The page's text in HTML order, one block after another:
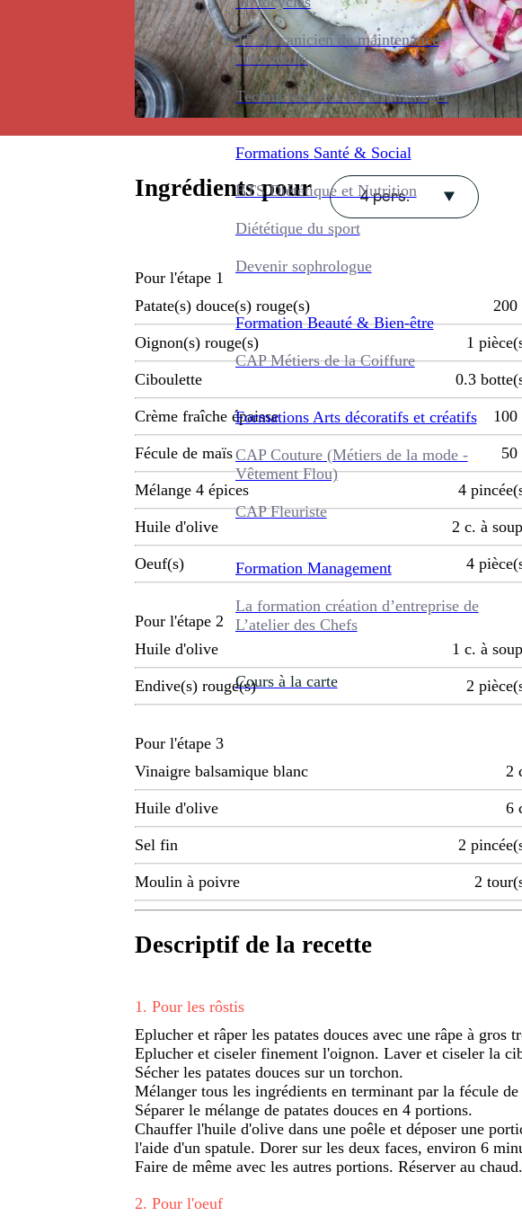
TP Mécanicien de maintenance
automobile
Technicien Gros Électroménager
Formations Santé & Social
BTS Diététique et Nutrition
Diététique du sport
Devenir sophrologue
Formation Beauté & Bien-être
CAP Métiers de la Coiffure
Formations Arts décoratifs et créatifs
CAP Couture (Métiers de la mode -
Vêtement Flou)
CAP Fleuriste
Formation Management
La formation création d’entreprise de
L’atelier des Chefs
Cours à la carte
Ingrédients pour 4 pers.
Pour l'étape 1
Patate(s) douce(s) rouge(s)
200
Oignon(s) rouge(s) 1
Ciboulette 0.3
Crème fraîche épaisse 100
Fécule de maïs 50
Mélange 4 épices 4
Huile d'olive 2 c. à
Oeuf(s) 4
Pour l'étape 2
Huile d'olive
1 c. à
Endive(s) rouge(s) 2
Pour l'étape 3
Vinaigre balsamique blanc
2
Huile d'olive 6
Sel fin 2
Moulin à poivre 2
Descriptif de la recette
1 . Pour les rôstis
Eplucher et râper les patates douces avec une râpe à gros
Eplucher et ciseler finement l'oignon. Laver et ciseler la
Sécher les patates douces sur un torchon.
Mélanger tous les ingrédients en terminant par la fécule
Séparer le mélange de patates douces en 4 portions.
Chauffer l'huile d'olive dans une poêle et déposer une
l'aide d'un spatule. Dorer sur les deux faces, environ 6
Faire de même avec les autres portions. Réserver au chaud.
2. Pour l'oeuf